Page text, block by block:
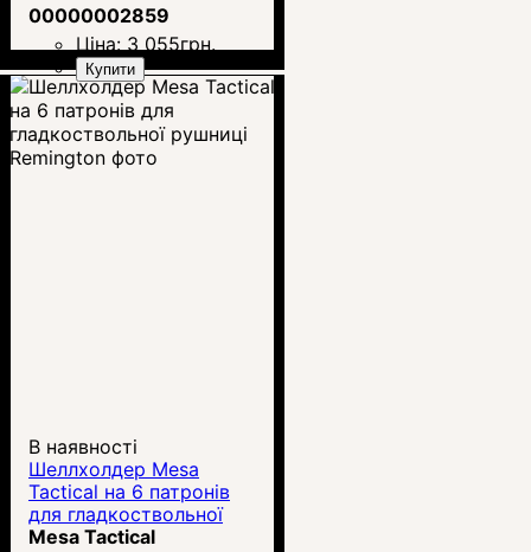
00000002859
Ціна: 3 055грн.
Купити
В наявності
Шеллхолдер Mesa
Tactical на 6 патронів
для гладкоствольної
рушниці Remington
Mesa Tactical